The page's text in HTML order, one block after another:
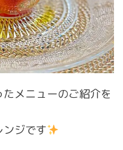
メニューのご紹介を
ジです